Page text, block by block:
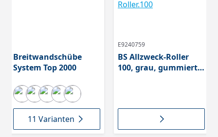
Breitwandschübe
System Top 2000
11 Varianten
E9240759
BS Allzweck-Roller
100, grau, gummiert,